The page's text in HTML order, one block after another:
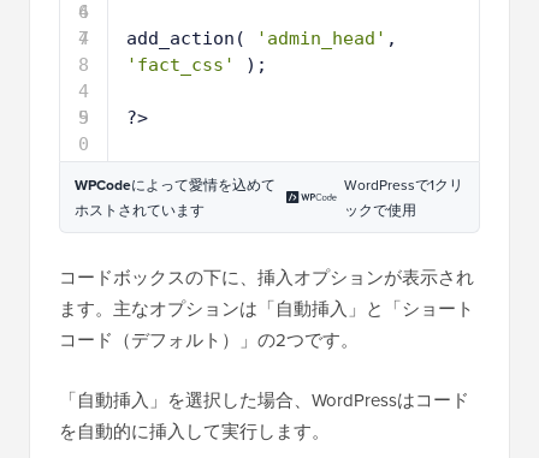
6
4
7
4
8
4
9
5
0
add_action( 'admin_head'
'fact_css'
);
?>
WPCodeによって愛情を込めて
ホストされています
WordPressで1クリ
ックで使用
コードボックスの下に、挿入オプションが表示され
ます。主なオプションは「自動挿入」と「ショート
コード（デフォルト）」の2つです。
「自動挿入」を選択した場合、WordPressはコード
を自動的に挿入して実行します。